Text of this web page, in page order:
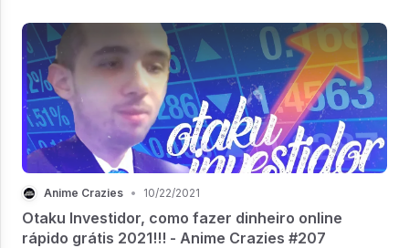
Anime Crazies • 10/22/2021
Otaku Investidor, como fazer dinheiro online
rápido grátis 2021!!! - Anime Crazies #207